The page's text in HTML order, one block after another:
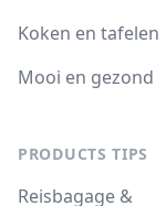
Koken en tafelen
Mooi en gezond
PRODUCTS TIPS
Reisbagage &